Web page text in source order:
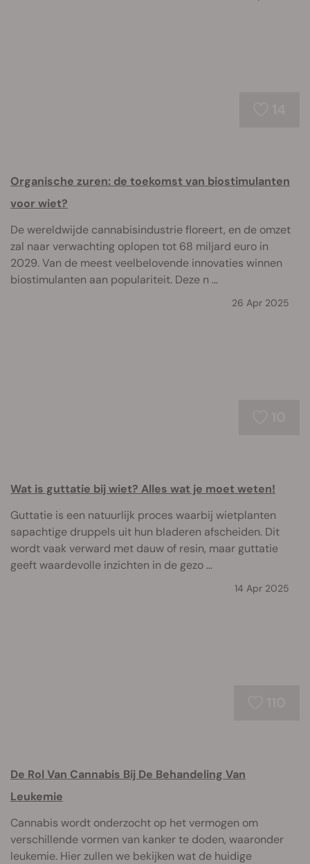
Organische zuren: de toekomst van biostimulanten
voor wiet?
De wereldwijde cannabisindustrie floreert, en de omzet
zal naar verwachting oplopen tot 68 miljard euro in
2029. Van de meest veelbelovende innovaties winnen
biostimulanten aan populariteit. Deze n ...
26 Apr 2025
Wat is guttatie bij wiet? Alles wat je moet weten!
Guttatie is een natuurlijk proces waarbij wietplanten
sapachtige druppels uit hun bladeren afscheiden. Dit
wordt vaak verward met dauw of resin, maar guttatie
geeft waardevolle inzichten in de gezo ...
14 Apr 2025
De Rol Van Cannabis Bij De Behandeling Van
Leukemie
Cannabis wordt onderzocht op het vermogen om
verschillende vormen van kanker te doden, waaronder
leukemie. Hier zullen we bekijken wat de huidige